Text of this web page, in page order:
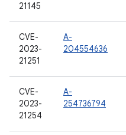
21145
CVE-
2023-
21251
A-
204554636
CVE-
2023-
21254
A-
254736794